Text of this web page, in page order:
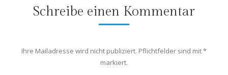
Schreibe einen Kommentar
Ihre Mailadresse wird nicht publiziert. Pflichtfelder sind mit*
markiert.